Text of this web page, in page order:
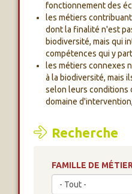
fonctionnement des
les métiers
dont la finalité n'est
biodiversité, mais qui
compétences qui y
les métiers connexes
à la biodiversité, mais
selon leurs conditions
domaine
Recherche
FAMILLE DE